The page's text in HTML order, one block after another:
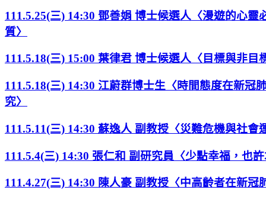
111.5.25(三) 14:30 鄧善娟 博士候選人〈漫遊的心
質〉
111.5.18(三) 15:00 葉律君 博士候選人〈目標與非
111.5.18(三) 14:30 江蔚群博士生〈時間態度在新
究〉
111.5.11(三) 14:30 蘇逸人 副教授〈災難危機與社
111.5.4(三) 14:30 張仁和 副研究員〈少點幸福，也
111.4.27(三) 14:30 陳人豪 副教授〈中高齡者在新冠